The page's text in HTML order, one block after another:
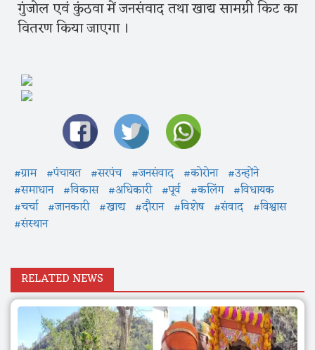
गुंजोल एवं कुंठवा में जनसंवाद तथा खाद्य सामग्री किट का
वितरण किया जाएगा ।
#ग्राम #पंचायत #सरपंच #जनसंवाद #कोरोना #उन्होंने
#समाधान #विकास #अधिकारी #पूर्व #कलिंग #विधायक
#चर्चा #जानकारी #खाद्य #दौरान #विशेष #संवाद #विश्वास
#संस्थान
RELATED NEWS